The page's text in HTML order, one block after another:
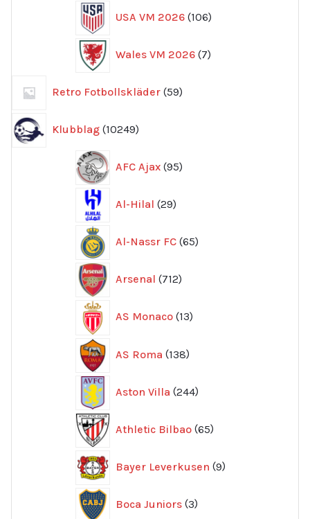
USA VM 2026 106
produkter
Wales VM 2026 7
produkter
Retro Fotbollskläder 59
produkter
Klubblag 10249
produkter
AFC Ajax 95
produkter
Al-Hilal 29
produkter
Al-Nassr FC 65
produkter
Arsenal 712
produkter
AS Monaco 13
produkter
AS Roma 138
produkter
Aston Villa 244
produkter
Athletic Bilbao 65
produkter
Bayer Leverkusen 9
produkter
Boca Juniors 3
produkter